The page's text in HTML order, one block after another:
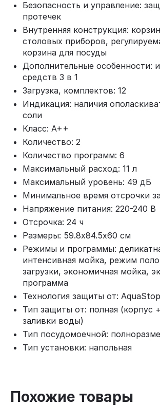
Безопасность и управление:
протечек
Внутренняя конструкция:
столовых приборов,
корзина для посуды
Дополнительные особенности:
средств 3 в 1
Загрузка, комплектов: 12
Индикация: наличия
соли
Класс: A++
Количество: 2
Количество программ: 6
Максимальный расход: 11 л
Максимальный уровень: 49 дБ
Минимальное время отсрочки
Напряжение питания: 220-240 В
Отсрочка: 24 ч
Размеры: 59.8х84.5х60 см
Режимы и программы:
интенсивная мойка, режим
загрузки, экономичная мойка,
программа
Технология защиты от: AquaStop
Тип защиты от: полная (корпус
заливки воды)
Тип посудомоечной:
Тип установки: напольная
Похожие товары